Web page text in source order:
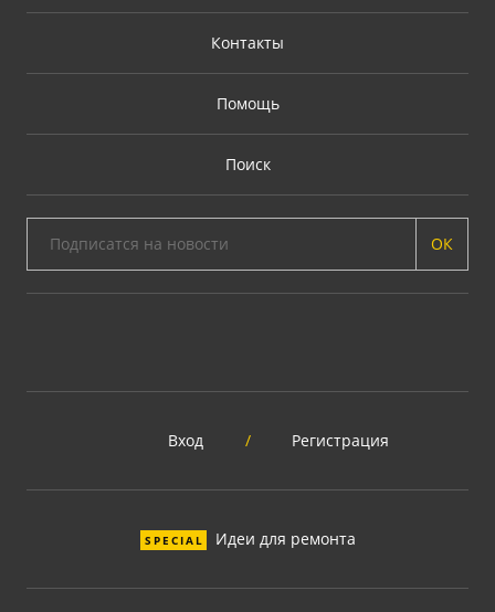
Контакты
Помощь
Поиск
ОК
Вход / Регистрация
SPECIAL Идеи для ремонта